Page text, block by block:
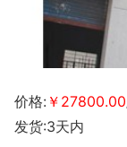
价格: ￥27800.00
发货:3天内